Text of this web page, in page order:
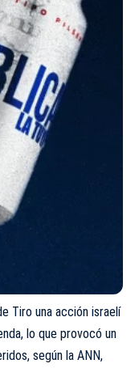
Tiro una acción israelí
lo que provocó un
según la ANN,